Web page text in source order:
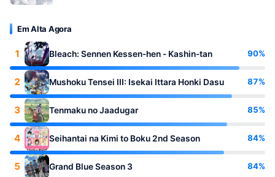
Em Alta Agora
1 Bleach: Sennen Kessen-hen - Kashin-tan 90%
2 Mushoku Tensei III: Isekai Ittara Honki Dasu 87%
3 Tenmaku no Jaadugar 85%
4 Seihantai na Kimi to Boku 2nd Season 84%
5 Grand Blue Season 3 84%